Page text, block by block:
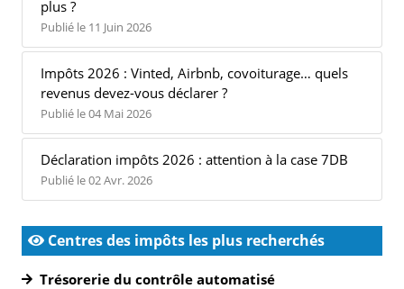
plus ?
Publié le 11 Juin 2026
Impôts 2026 : Vinted, Airbnb, covoiturage… quels
revenus devez-vous déclarer ?
Publié le 04 Mai 2026
Déclaration impôts 2026 : attention à la case 7DB
Publié le 02 Avr. 2026
Centres des impôts les plus recherchés
Trésorerie du contrôle automatisé